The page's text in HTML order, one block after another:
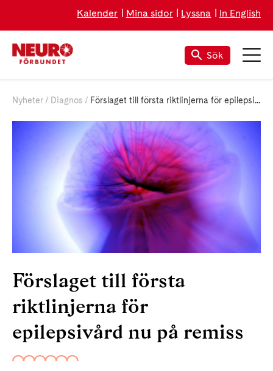
Kalender Mina sidor Lyssna In English
Sök
Nyheter Diagnos Förslaget till första riktlinjerna för epilepsivård nu på remiss
Förslaget till första
riktlinjerna för
epilepsivård nu på remiss